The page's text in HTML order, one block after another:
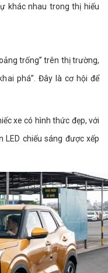
khác nhau trong thị hiếu
trống” trên thị trường,
phá”. Đây là cơ hội để
xe có hình thức đẹp, với
chiếu sáng được xếp